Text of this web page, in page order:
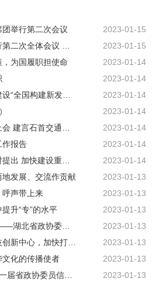
举行第二次会议
2023-01-15
出席 16名委员作大会发言
2023-01-15
为国履职担使命
2023-01-14
2023-01-14
出力 ——十二届湖北省政协五年工作回眸
2023-01-14
2023-01-14
石首交通旅游发展
2023-01-14
作报告
2023-01-14
区 为建设先行区谱写新篇章作出新贡献
2023-01-14
发展、交流作贡献
2023-01-13
呼声带上来
2023-01-13
升“专”的水平
2023-01-13
委员张志的“农村”情结
2023-01-13
打造全国创新高地献计出力
2023-01-13
化的传播使者
2023-01-13
政协委员信心满满
2023-01-13